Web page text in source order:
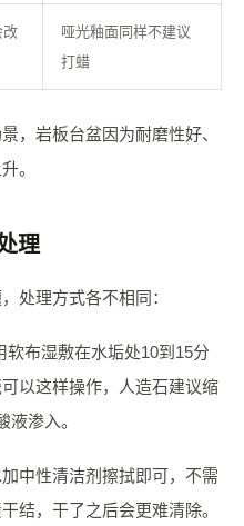
改
哑光釉面同样不建议
打蜡
，岩板台盆因为耐磨性好、
。
理
处理方式各不相同：
软布湿敷在水垢处10到15分
以这样操作，人造石建议缩
渗入。
中性清洁剂擦拭即可，不需
结，干了之后会更难清除。